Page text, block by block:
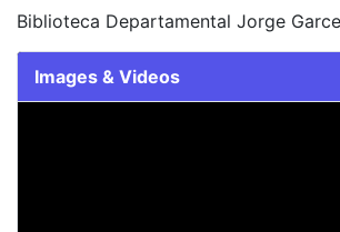
Biblioteca Departamental Jorge
Images & Videos